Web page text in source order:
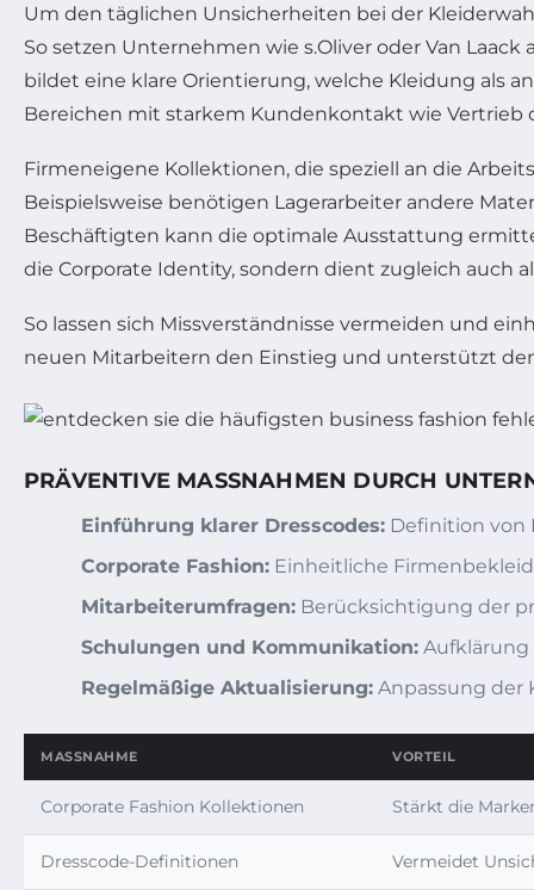
Um den täglichen Unsicherheiten bei der
So setzen Unternehmen wie s.Oliver oder Van
bildet eine klare Orientierung, welche Kleidung als
Bereichen mit starkem Kundenkontakt wie Vertrieb
Firmeneigene Kollektionen, die speziell an die
Beispielsweise benötigen Lagerarbeiter andere
Beschäftigten kann die optimale Ausstattung
die Corporate Identity, sondern dient zugleich auch
So lassen sich Missverständnisse vermeiden und
neuen Mitarbeitern den Einstieg und unterstützt
PRÄVENTIVE MASSNAHMEN DURCH
Einführung klarer Dresscodes: Definition von
Corporate Fashion: Einheitliche
Mitarbeiterumfragen: Berücksichtigung der
Schulungen und Kommunikation: Aufklärung
Regelmäßige Aktualisierung: Anpassung der
MASSNAHME VORTEIL
Corporate Fashion Kollektionen Stärkt die
Dresscode-Definitionen Vermeidet